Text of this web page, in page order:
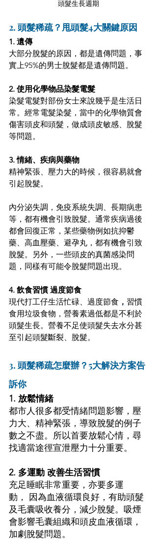
頭髮生長週期
2. 頭髮稀疏？甩頭髮4大關鍵原因
1. 遺傳
大部分脫髮的原因，都是遺傳問題，事
實上95%的男士脫髮都是遺傳問題。
2. 使用化學物品染髮電髮
染髮電髮對部份女士來說幾乎是生活日
常。經常電髮染髮，當中的化學物質會
傷害頭皮和頭髮，做成頭皮敏感、脫髮
等問題。
3. 情緒、疾病與藥物
精神緊張、壓力大的時候，很容易就會
引起脫髮。
內分泌失調，免疫系統失調、長期病患
等，都有機會引致脫髮。通常疾病過後
都會回復正常，某些藥物例如抗抑鬱
藥、高血壓藥、避孕丸，都有機會引致
脫髮。另外，一些頭皮的真菌感染問
題，同樣有可能令脫髮問題出現。
4. 飲食習慣 過度節食
現代打工仔生活忙碌
過度節食 ， 習慣
食用垃圾食物，營養素過低都是不利於
頭髮生長。 營養不足使頭髮失去水分甚
至引起頭髮斷裂、脫髮。
3. 頭髮稀疏怎麼辦？5大解決方案告
訴你
1. 放鬆情緒
都市人很多都受情緒問題影響，壓
力大、精神緊張，導致脫髮的例子
數之不盡。所以首要放鬆心情，尋
找適當途徑宣泄壓力十分重要。
2. 多運動 改善生活習慣
充足睡眠非常重要，亦要多運
動， 因為血液循環良好，有助頭髮
及毛囊吸收養分，減少脫髮。吸煙
會影響毛囊組織和頭皮血液循環，
加劇脫髮問題。